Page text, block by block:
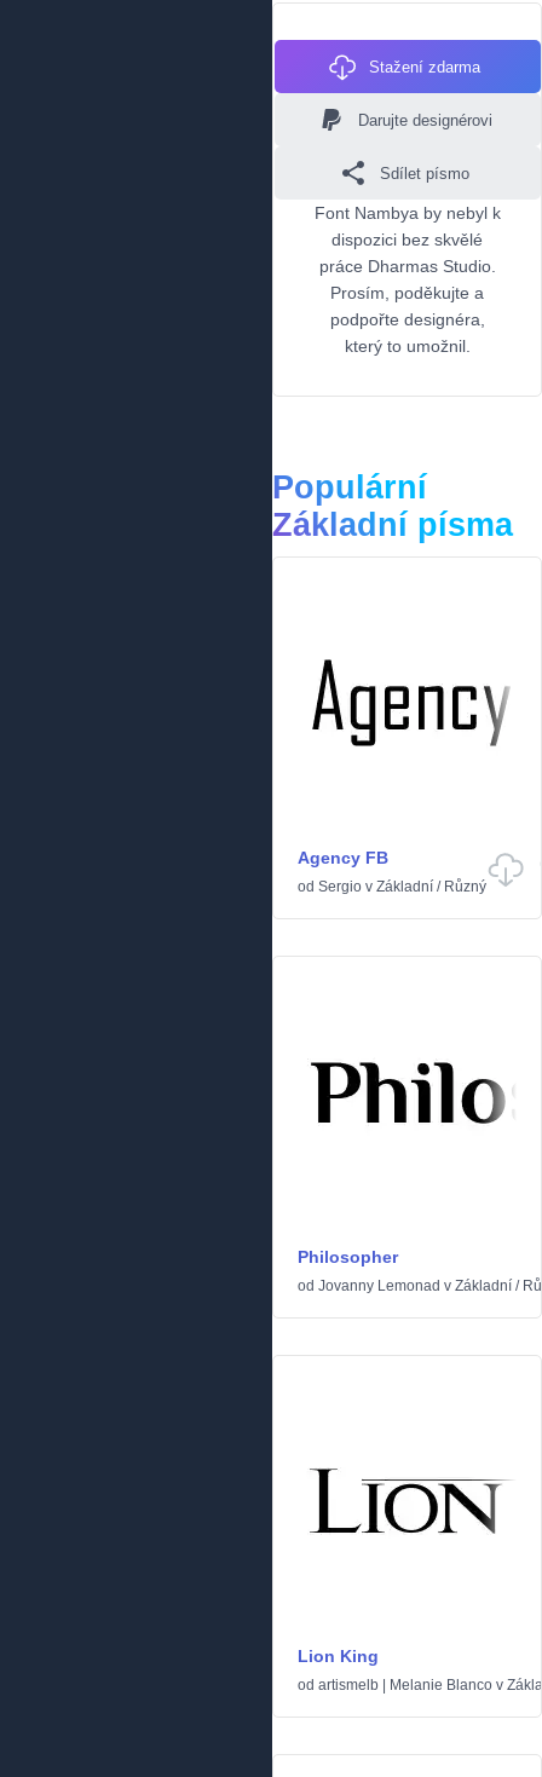
Stažení zdarma
Darujte designérovi
Sdílet písmo
Font Nambya by nebyl k
dispozici bez skvělé
práce Dharmas Studio.
Prosím, poděkujte a
podpořte designéra,
který to umožnil.
Populární
Základní písma
Agency FB
od Sergio v Základní / Různý
Philosopher
od Jovanny Lemonad v Základní /
Lion King
od artismelb | Melanie Blanco v